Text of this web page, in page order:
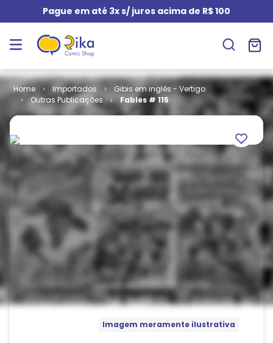
Pague em até 3x s/ juros acima de R$ 100
Importados
Gibis em inglês - Vertigo
Outras Publicações
Fables # 115
Imagem meramente ilustrativa